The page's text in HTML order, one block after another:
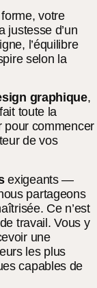
votre
justesse d’un
l’équilibre
selon la
graphique,
toute la
pour commencer
de vos
exigeants —
partageons
Ce n’est
travail. Vous y
une
les plus
capables de